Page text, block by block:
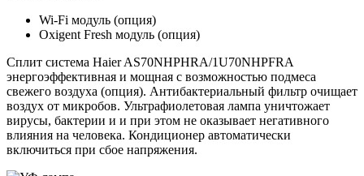
Wi-Fi модуль (опция)
Oxigent Fresh модуль (опция)
Сплит система Haier AS70NHPHRA/1U70NHPFRA
энергоэффективная и мощная c возможностью подмеса
свежего воздуха (опция). Антибактериальный фильтр очищает
воздух от микробов. Ультрафиолетовая лампа уничтожает
вирусы, бактерии и и при этом не оказывает негативного
влияния на человека. Кондиционер автоматически
включиться при сбое напряжения.